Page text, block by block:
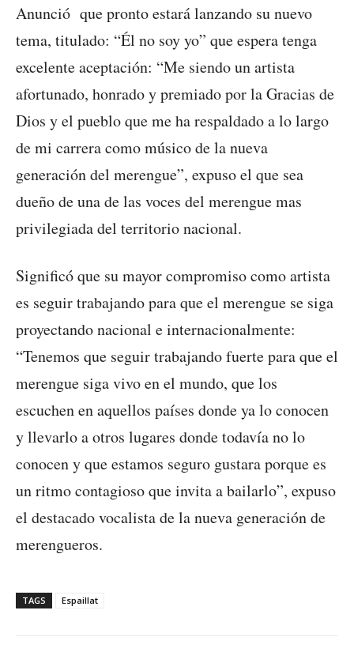
Anunció que pronto estará lanzando su nuevo
tema, titulado: “Él no soy yo” que espera tenga
excelente aceptación: “Me siendo un artista
afortunado, honrado y premiado por la Gracias de
Dios y el pueblo que me ha respaldado a lo largo
de mi carrera como músico de la nueva
generación del merengue”, expuso el que sea
dueño de una de las voces del merengue mas
privilegiada del territorio nacional.
Significó que su mayor compromiso como artista
es seguir trabajando para que el merengue se siga
proyectando nacional e internacionalmente:
“Tenemos que seguir trabajando fuerte para que el
merengue siga vivo en el mundo, que los
escuchen en aquellos países donde ya lo conocen
y llevarlo a otros lugares donde todavía no lo
conocen y que estamos seguro gustara porque es
un ritmo contagioso que invita a bailarlo”, expuso
el destacado vocalista de la nueva generación de
merengueros.
TAGS Espaillat